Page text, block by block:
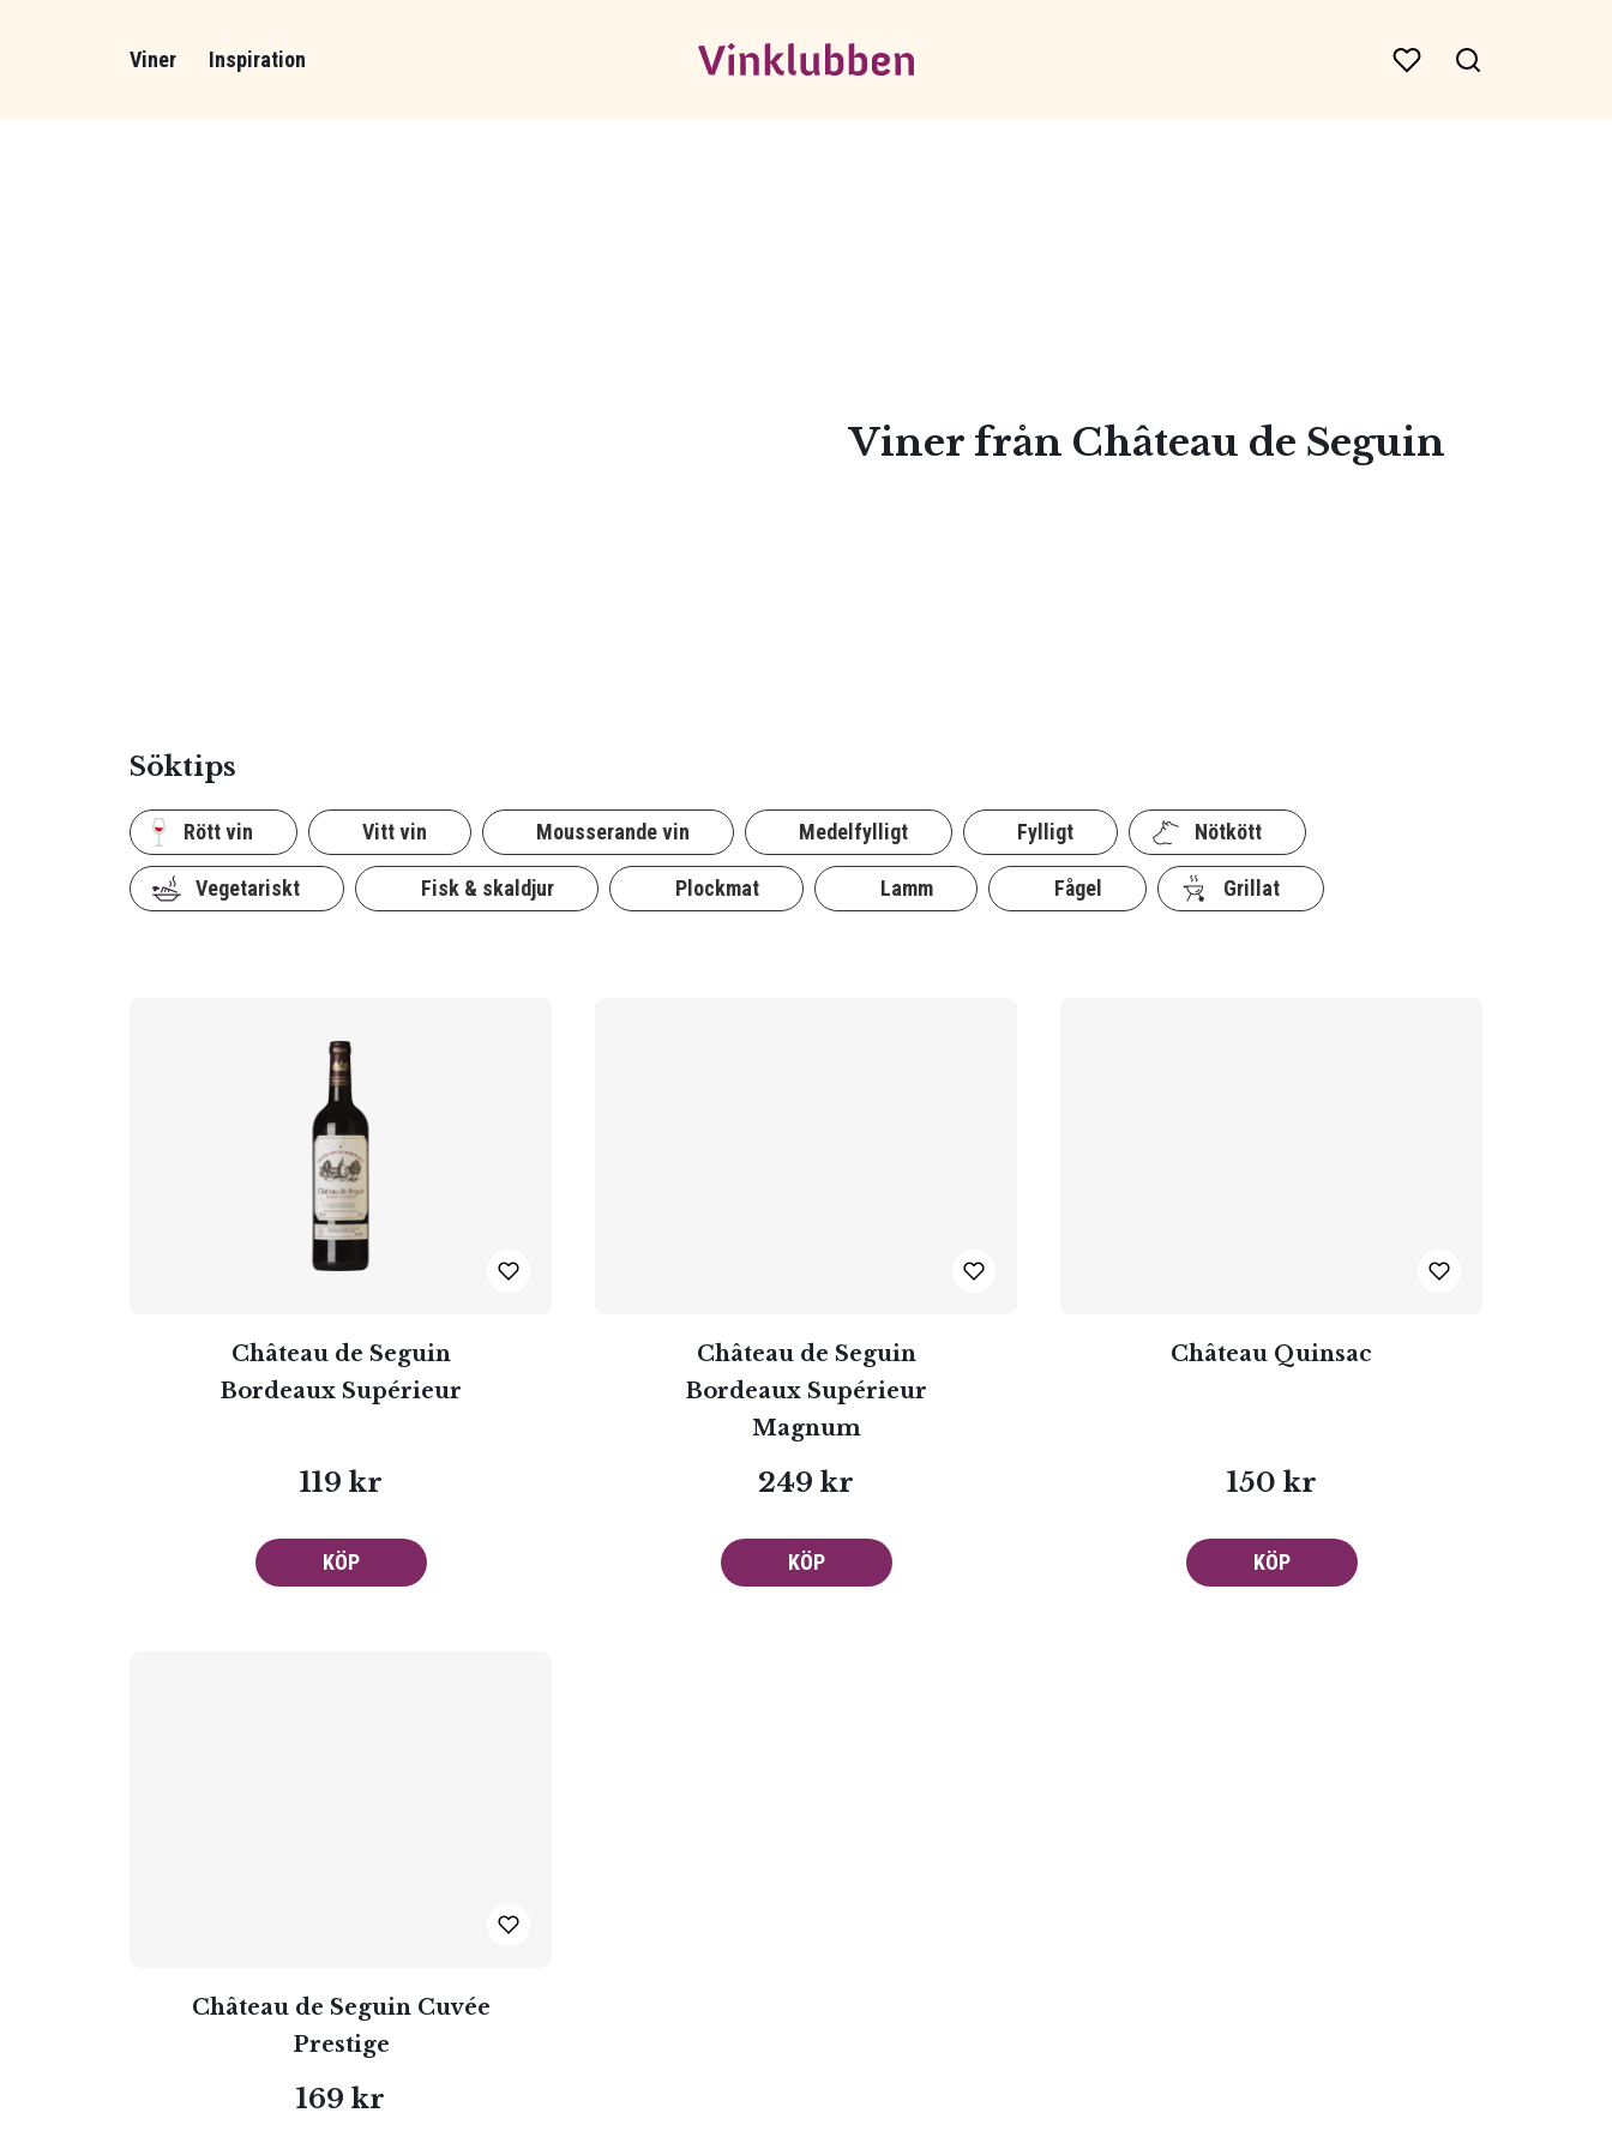
Viner Inspiration
Viner från Château de Seguin
Söktips
Rött vin Vitt vin Mousserande vin Medelfylligt Fylligt Nötkött
Vegetariskt Fisk & skaldjur Plockmat Lamm Fågel Grillat
Château de Seguin
Bordeaux Supérieur
119 kr
KÖP
Château de Seguin
Bordeaux Supérieur
Magnum
249 kr
KÖP
Château Quinsac
150 kr
KÖP
Château de Seguin Cuvée
Prestige
169 kr